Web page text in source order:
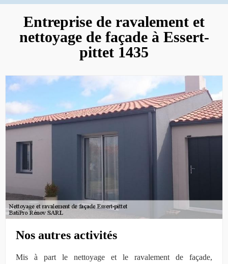
Entreprise de ravalement et
nettoyage de façade à Essert-
pittet 1435
Nos autres activités
Mis à part le nettoyage et le ravalement de façade,